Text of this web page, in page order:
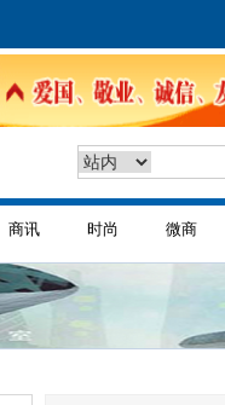
商讯 时尚 微商